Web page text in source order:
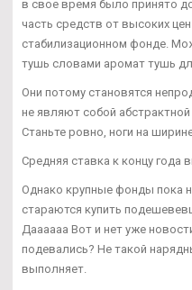
в свое время было принято
часть средств от высоких
стабилизационном фонде.
тушь словами аромат тушь
Они потому становятся
не являют собой
Станьте ровно, ноги на
Средняя ставка к концу года
Однако крупные фонды пока
стараются купить
Даааааа Вот и нет уже
подевались? Не такой
выполняет.